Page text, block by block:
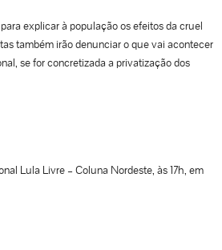
explicar à população os efeitos da cruel
também irão denunciar o que vai acontecer
se for concretizada a privatização dos
Lula Livre – Coluna Nordeste, às 17h, em